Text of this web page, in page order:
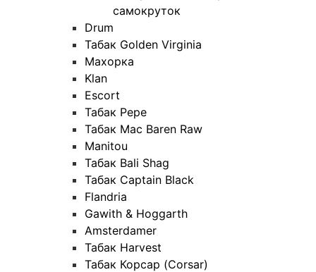
самокруток
Drum
Табак Golden Virginia
Махорка
Klan
Escort
Табак Pepe
Табак Mac Baren Raw
Manitou
Табак Bali Shag
Табак Captain Black
Flandria
Gawith & Hoggarth
Amsterdamer
Табак Harvest
Табак Корсар (Corsar)